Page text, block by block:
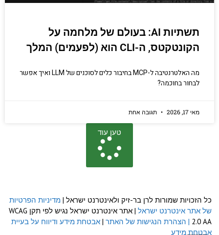
תשתיות AI: בעולם של מלחמה על
הקונטקטס, ה-CLI הוא (לפעמים) המלך
מה האלטרנטיבה ל-MCP בחיבור כלים לסוכנים של LLM ואיך אפשר
לבחור בחוכמה?
מאי 17, 2026 תגובה אחת
טען עוד
כל הזכויות שמורות לרן בר-זיק ולאינטרנט ישראל | מדיניות הפרטיות
של אתר אינטרנט ישראל
| אתר אינטרנט ישראל נגיש לפי תקן WCAG
2.0 AA | הצהרת הנגישות של האתר | אבטחת מידע ודיווח על בעיית
אבטחת מידע